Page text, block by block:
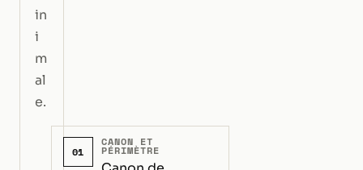
in
i
m
al
e.
01
CANON ET
PÉRIMÈTRE